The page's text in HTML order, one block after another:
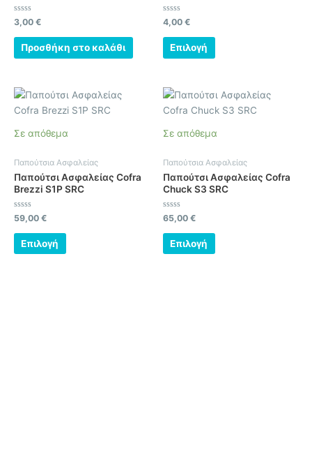
Βαθμολογήθηκε
με
0
από
3,00 €
Προσθήκη στο καλάθι
Βαθμολογήθηκε
με
0
από
4,00 €
Επιλογή
να
του
προϊόντος
Σε απόθεμα
Παπούτσια Ασφαλείας
Παπούτσι Ασφαλείας Cofra
Brezzi S1P SRC
Βαθμολογήθηκε
με
0
από
59,00 €
Επιλογή
Αυτό
το
έχει
παραλλαγές.
Οι
να
Σε απόθεμα
Παπούτσια Ασφαλείας
Παπούτσι Ασφαλείας Cofra
Chuck S3 SRC
Βαθμολογήθηκε
με
0
από
65,00 €
Επιλογή
Αυτό
το
έχει
παραλλαγές.
Οι
να